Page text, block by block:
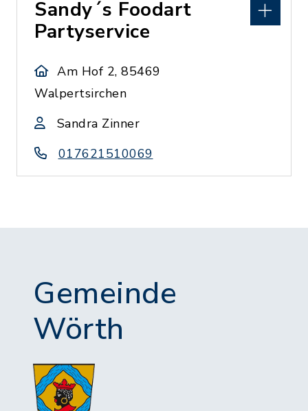
Sandy´s Foodart
Partyservice
Am Hof 2, 85469
Walpertsirchen
Sandra Zinner
017621510069
Gemeinde
Wörth